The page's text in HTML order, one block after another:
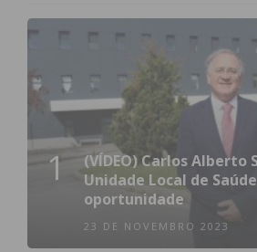
1
(VÍDEO) Carlos Alberto
Unidade Local de
oportunidade
23 DE NOVEMBRO 2023